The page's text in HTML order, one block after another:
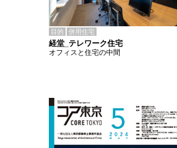
目的 併用住宅
経堂_テレワーク住宅
オフィスと住宅の中間